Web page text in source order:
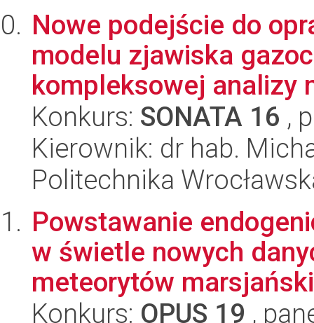
Nowe podejście do
modelu zjawiska
kompleksowej analizy
Konkurs: SONATA 16 ,
Kierownik: dr hab.
Politechnika
Powstawanie
w świetle nowych
meteorytów
Konkurs: OPUS 19 ,